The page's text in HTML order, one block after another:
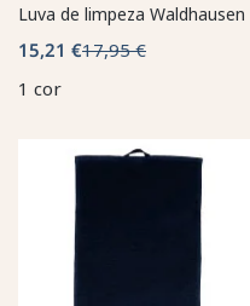
Luva de limpeza Waldhausen
15,21 €17,95 €
1 cor